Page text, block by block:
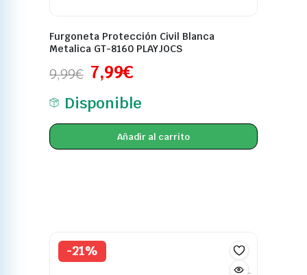
Furgoneta Protección Civil Blanca
Metalica GT-8160 PLAYJOCS
9,99€ 7,99€
Disponible
Añadir al carrito
-21%